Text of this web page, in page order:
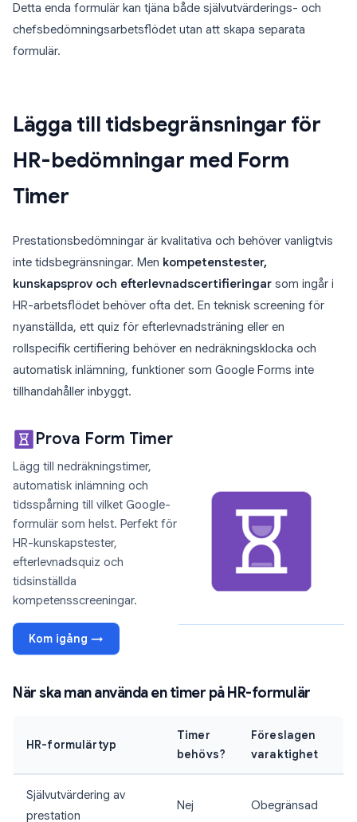
Detta enda formulär kan tjäna både självutvärderings- och
chefsbedömningsarbetsflödet utan att skapa separata
formulär.
Lägga till tidsbegränsningar för
HR-bedömningar med Form
Timer
Prestationsbedömningar är kvalitativa och behöver vanligtvis
inte tidsbegränsningar. Men kompetenstester,
kunskapsprov och efterlevnadscertifieringar som ingår i
HR-arbetsflödet behöver ofta det. En teknisk screening för
nyanställda, ett quiz för efterlevnadsträning eller en
rollspecifik certifiering behöver en nedräkningsklocka och
automatisk inlämning, funktioner som Google Forms inte
tillhandahåller inbyggt.
Prova Form Timer
Lägg till nedräkningstimer,
automatisk inlämning och
tidsspårning till vilket Google-
formulär som helst. Perfekt för
HR-kunskapstester,
efterlevnadsquiz och
tidsinställda
kompetensscreeningar.
Kom igång →
När ska man använda en timer på HR-formulär
HR-formulärtyp
Timer
behövs?
Föreslagen
varaktighet
Självutvärdering av
prestation
Nej Obegränsad